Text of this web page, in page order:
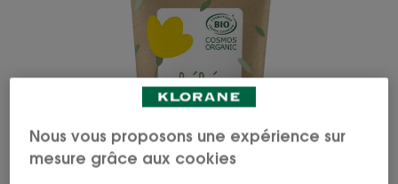
Nous vous proposons une expérience sur
mesure grâce aux cookies